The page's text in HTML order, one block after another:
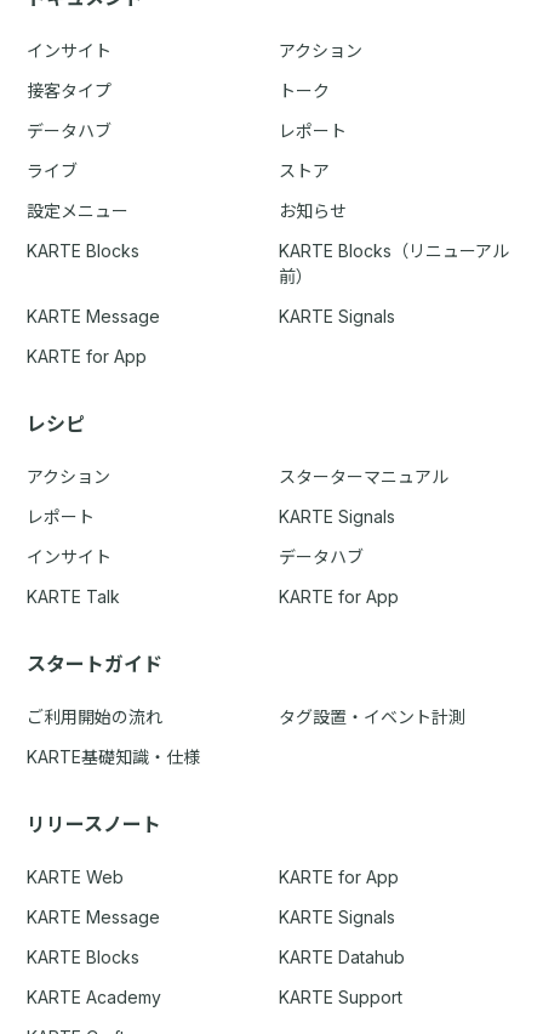
インサイト
アクション
接客タイプ
トーク
データハブ
レポート
ライブ
ストア
設定メニュー
お知らせ
KARTE Blocks
KARTE Blocks（リニューアル
前）
KARTE Message
KARTE Signals
KARTE for App
レシピ
アクション
スターターマニュアル
レポート
KARTE Signals
インサイト
データハブ
KARTE Talk
KARTE for App
スタートガイド
ご利用開始の流れ
タグ設置・イベント計測
KARTE基礎知識・仕様
リリースノート
KARTE Web
KARTE for App
KARTE Message
KARTE Signals
KARTE Blocks
KARTE Datahub
KARTE Academy
KARTE Support